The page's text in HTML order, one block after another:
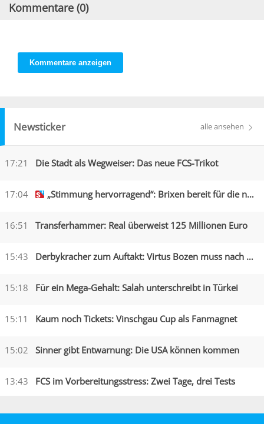
Kommentare (0)
Kommentare anzeigen
Newsticker alle ansehen
17:21 Die Stadt als Wegweiser: Das neue FCS-Trikot
17:04 „Stimmung hervorragend“: Brixen bereit für die neue Saison
16:51 Transferhammer: Real überweist 125 Millionen Euro
15:43 Derbykracher zum Auftakt: Virtus Bozen muss nach Obermais
15:18 Für ein Mega-Gehalt: Salah unterschreibt in Türkei
15:11 Kaum noch Tickets: Vinschgau Cup als Fanmagnet
15:02 Sinner gibt Entwarnung: Die USA können kommen
13:43 FCS im Vorbereitungsstress: Zwei Tage, drei Tests